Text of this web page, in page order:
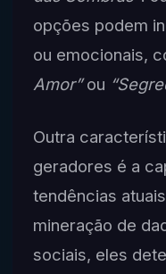
opções podem
ou emocionais,
Amor”ou
Outra
geradores é a
tendências
mineração de
sociais, eles